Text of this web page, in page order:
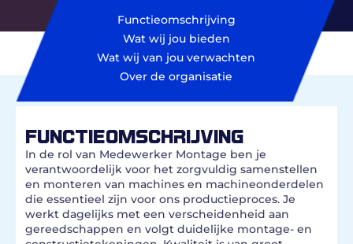
Functieomschrijving
Wat wij jou bieden
Wat wij van jou verwachten
Over de organisatie
FUNCTIEOMSCHRIJVING
In de rol van Medewerker Montage ben je
verantwoordelijk voor het zorgvuldig samenstellen
en monteren van machines en machineonderdelen
die essentieel zijn voor ons productieproces. Je
werkt dagelijks met een verscheidenheid aan
gereedschappen en volgt duidelijke montage- en